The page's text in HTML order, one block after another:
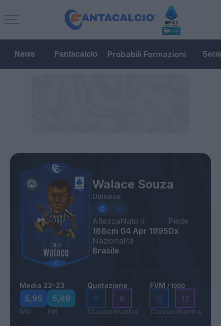
News Fantacalcio Probabili Formazioni
Walace Souza
Udinese
Altezza
188cm
Nato il
04 Apr 1995
Piede
Dx
Nazionalità
Brasile
Media 22-23
5,95
MV
5,89
FM
Quotazione
8
Classic
8
Mantra
FVM / 1000
12
Classic
12
Mantra